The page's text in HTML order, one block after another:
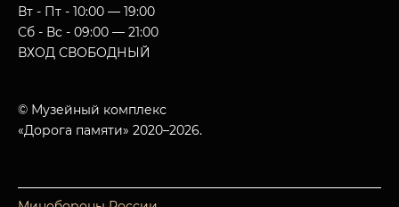
Вт - Пт - 10:00 — 19:00
Сб - Вс - 09:00 — 21:00
ВХОД СВОБОДНЫЙ
© Музейный комплекс
«Дорога памяти» 2020–2026.